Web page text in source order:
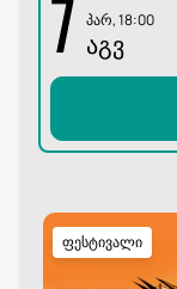
7 პარ, 18:00
ᲐᲒᲕ
ფესტივალი